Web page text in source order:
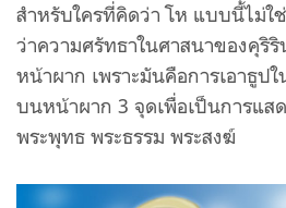
สำหรับใครที่คิดว่า โห แบบนี้ไม่ใ
ว่าความศรัทธาในศาสนาของคุริ
หน้าผาก เพราะมันคือการเอาธูป
บนหน้าผาก 3 จุดเพื่อเป็นการแส
พระพุทธ พระธรรม พระสงฆ์